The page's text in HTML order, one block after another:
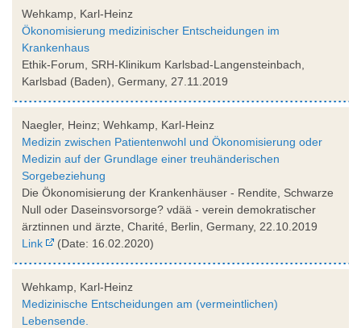
Wehkamp, Karl-Heinz
Ökonomisierung medizinischer Entscheidungen im
Krankenhaus
Ethik-Forum, SRH-Klinikum Karlsbad-Langensteinbach,
Karlsbad (Baden), Germany, 27.11.2019
Naegler, Heinz; Wehkamp, Karl-Heinz
Medizin zwischen Patientenwohl und Ökonomisierung oder
Medizin auf der Grundlage einer treuhänderischen
Sorgebeziehung
Die Ökonomisierung der Krankenhäuser - Rendite, Schwarze
Null oder Daseinsvorsorge? vdää - verein demokratischer
ärztinnen und ärzte, Charité, Berlin, Germany, 22.10.2019
Link
(Date: 16.02.2020)
Wehkamp, Karl-Heinz
Medizinische Entscheidungen am (vermeintlichen)
Lebensende.